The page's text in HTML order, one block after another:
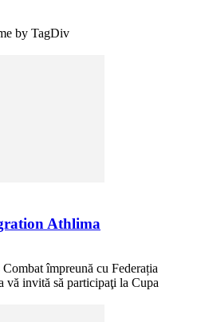
by TagDiv
Athlima
împreună cu Federația
vă invită să participaţi la Cupa